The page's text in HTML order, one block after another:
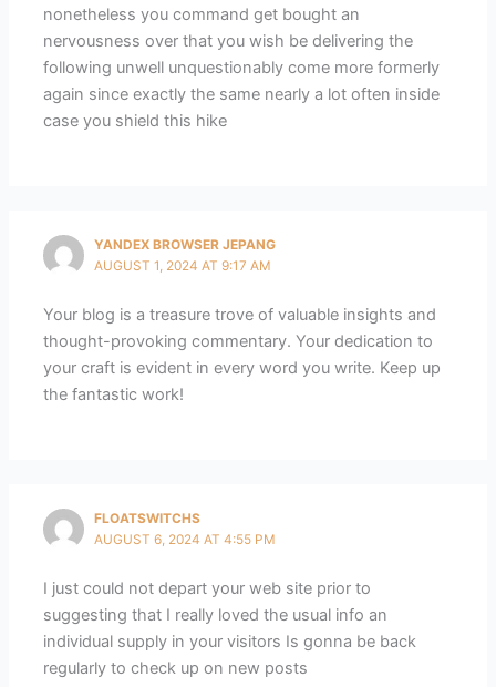
nonetheless you command get bought an
nervousness over that you wish be delivering the
following unwell unquestionably come more formerly
again since exactly the same nearly a lot often inside
case you shield this hike
YANDEX BROWSER JEPANG
AUGUST 1, 2024 AT 9:17 AM
Your blog is a treasure trove of valuable insights and
thought-provoking commentary. Your dedication to
your craft is evident in every word you write. Keep up
the fantastic work!
FLOATSWITCHS
AUGUST 6, 2024 AT 4:55 PM
I just could not depart your web site prior to
suggesting that I really loved the usual info an
individual supply in your visitors Is gonna be back
regularly to check up on new posts